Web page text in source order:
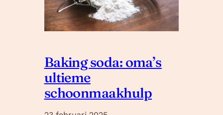
Baking soda: oma’s
ultieme
schoonmaakhulp